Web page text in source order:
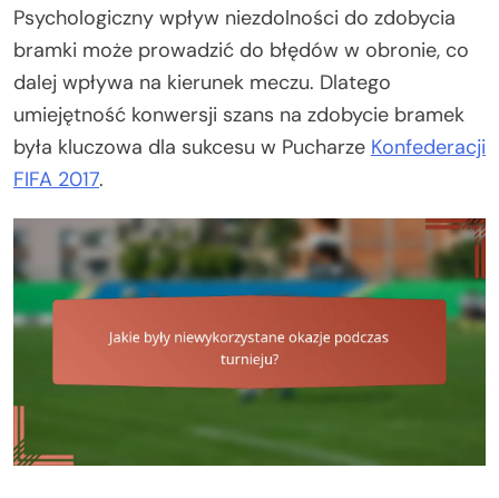
Psychologiczny wpływ niezdolności do zdobycia
bramki może prowadzić do błędów w obronie, co
dalej wpływa na kierunek meczu. Dlatego
umiejętność konwersji szans na zdobycie bramek
była kluczowa dla sukcesu w Pucharze Konfederacji
FIFA 2017.